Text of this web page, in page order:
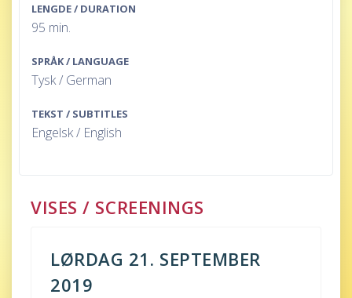
LENGDE / DURATION
95 min.
SPRÅK / LANGUAGE
Tysk / German
TEKST / SUBTITLES
Engelsk / English
VISES / SCREENINGS
LØRDAG 21. SEPTEMBER
2019